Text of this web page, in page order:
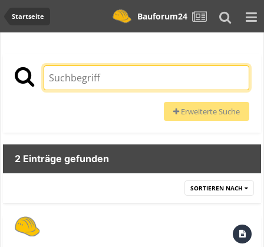
Startseite Bauforum24
Erweiterte Suche
2 Einträge gefunden
SORTIEREN NACH